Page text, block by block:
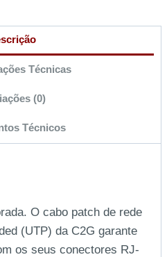
Técnicas
(0)
Técnicos
O cabo patch de rede
(UTP) da C2G garante
os seus conectores RJ-